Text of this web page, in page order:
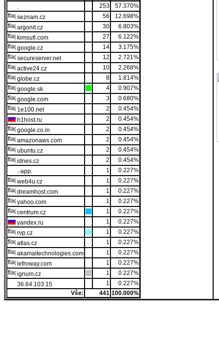
.
253
57.370%
seznam.cz
56
12.698%
argonit.cz
30
6.803%
kimsufi.com
27
6.122%
google.cz
14
3.175%
secureserver.net
12
2.721%
active24.cz
10
2.268%
globe.cz
8
1.814%
google.sk
4
0.907%
google.com
3
0.680%
1e100.net
2
0.454%
h1host.ru
2
0.454%
google.co.in
2
0.454%
amazonaws.com
2
0.454%
ubuntu.cz
2
0.454%
idnes.cz
2
0.454%
.-app:
1
0.227%
web4u.cz
1
0.227%
dreamhost.com
1
0.227%
yahoo.com
1
0.227%
centrum.cz
1
0.227%
yandex.ru
1
0.227%
rvp.cz
1
0.227%
atlas.cz
1
0.227%
akamaitechnologies.com
1
0.227%
lefroway.com
1
0.227%
ignum.cz
1
0.227%
36.64.103:15
1
0.227%
Vše:
441 100.000%